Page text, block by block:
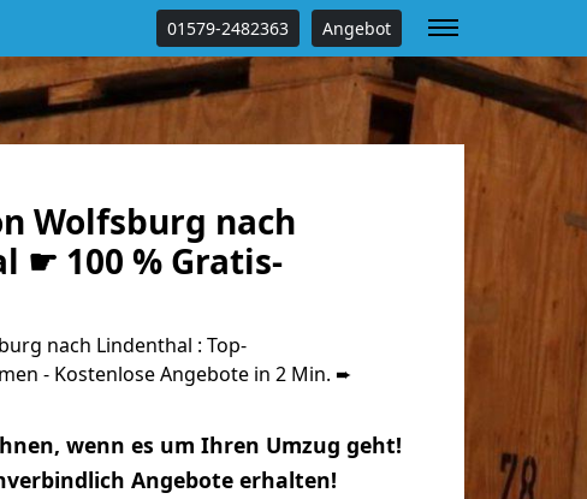
01579-2482363 Angebot
Wolfsburg nach
☛ 100 % Gratis-
nach Lindenthal : Top-
- Kostenlose Angebote in 2 Min. ➨
wenn es um Ihren Umzug geht!
Angebote erhalten!